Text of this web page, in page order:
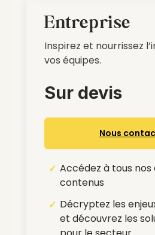
Entreprise
Inspirez et nourrissez
vos équipes.
Sur devis
Nous
Accédez à tous
contenus
Décryptez les
et découvrez les